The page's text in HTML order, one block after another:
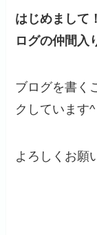
はじめまして
ログの仲間入
ブログを書く
クしています
よろしくお願